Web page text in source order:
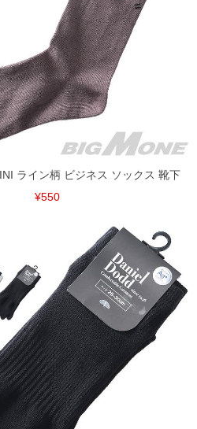
ライン柄 ビジネス ソックス 靴下
¥550